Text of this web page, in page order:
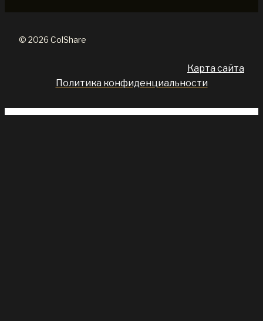
© 2026 ColShare
Карта сайта
Политика конфиденциальности